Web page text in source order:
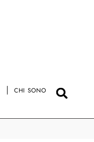
CHI SONO